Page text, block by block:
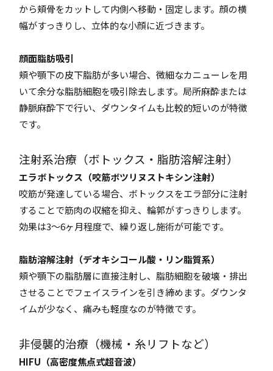
から頬骨をカットして内側へ移動・固定します。顔の横
幅がすっきりし、立体的な小顔に近づきます。
顔面脂肪吸引
頬や顎下の皮下脂肪が多い場合、微細なカニューレを用
いて余分な脂肪細胞を吸引除去します。局所麻酔または
静脈麻酔下で行い、ダウンタイムも比較的短いのが特徴
です。
注射系治療（ボトックス・脂肪溶解注射）
エラボトックス（咬筋ボツリヌストキシン注射）
咬筋が発達している場合、ボトックスをエラ部分に注射
することで筋肉の収縮を抑え、輪郭がすっきりします。
効果は3〜6ヶ月程度で、繰り返し施術が可能です。
脂肪溶解注射（デオキシコール酸・リン脂質系）
頬や顎下の脂肪層に直接注射し、脂肪細胞を破壊・排出
させることでフェイスラインを引き締めます。ダウンタ
イムが少なく、痛みも軽度なのが特徴です。
非侵襲的治療（機械・糸リフトなど）
HIFU（高密度焦点式超音波）